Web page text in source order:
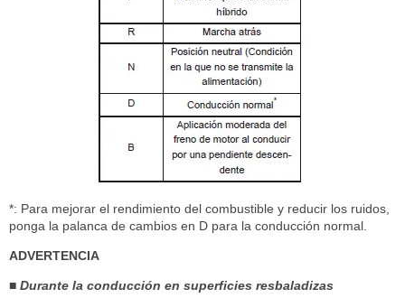
*: Para mejorar el rendimiento del combustible y reducir los ruidos,
ponga la palanca de cambios en D para la conducción normal.
ADVERTENCIA
■ Durante la conducción en superficies resbaladizas